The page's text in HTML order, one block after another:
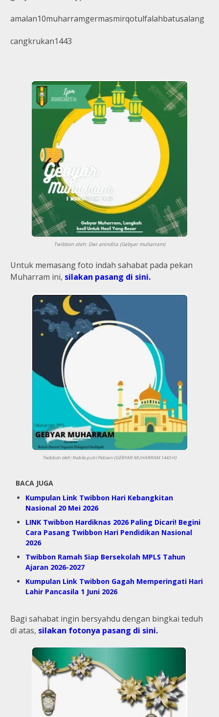
amalan10muharramgermasmirqotulfalahbatusalang
cangkrukan1443
Twibbon oleh: Dwi anindita (Gebyar muharram)
Untuk memasang foto indah sahabat pada pekan
Muharram ini, silakan pasang di sini.
Twibbon oleh: Nabila putri Pebiani (GEBYAR MUHARRAM 1443 H)
BACA JUGA
Kumpulan Link Twibbon Hari Kebangkitan
Nasional 20 Mei 2026
LINK Twibbon Hardiknas 2026 Paling Dicari! Begini
Cara Pasang Twibbon Hari Pendidikan Nasional
2026
Twibbon Ramah Siap Bersekolah MPLS Tahun
Ajaran 2026-2027
Kumpulan Link Twibbon Gagah Memperingati Hari
Lahir Pancasila 1 Juni 2026
Bagi sahabat ingin bersyahdu dengan bingkai teduh
di atas, silakan fotonya pasang di sini.